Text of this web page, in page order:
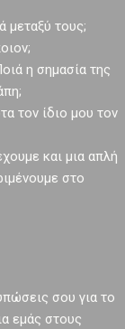
μεταξύ τους;
η σημασία της
τον ίδιο μου τον
και μια απλή
στο
σου για το
εμάς στους